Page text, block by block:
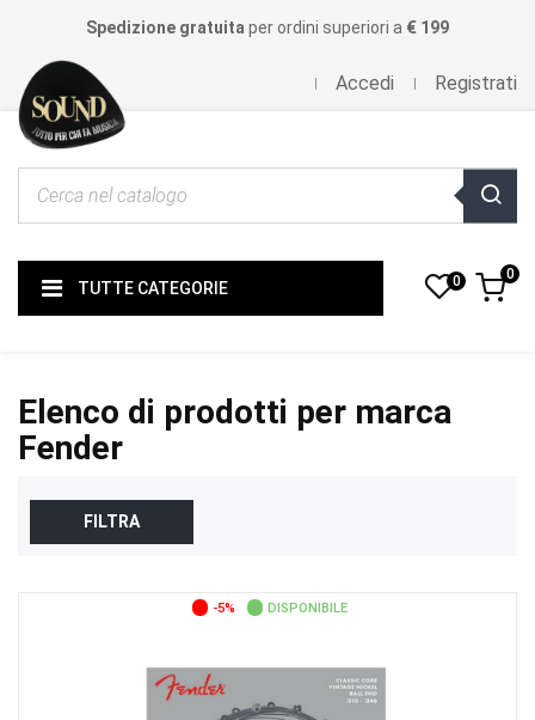
Spedizione gratuita per ordini superiori a € 199
Accedi Registrati
TUTTE CATEGORIE 0 0
Elenco di prodotti per marca
Fender
FILTRA
-5% DISPONIBILE